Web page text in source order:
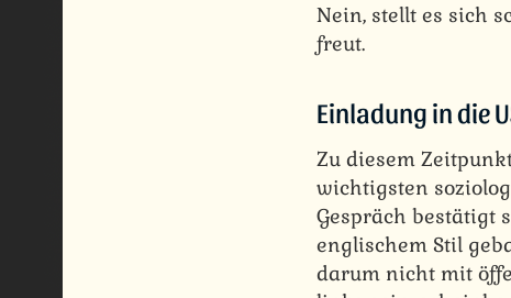
Nein, stellt es sich
freut.
Einladung in die
Zu diesem
wichtigsten
Gespräch bestätigt
englischem Stil
darum nicht mit